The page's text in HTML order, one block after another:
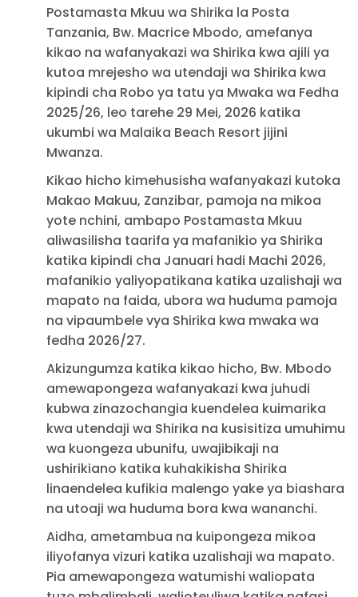
Postamasta Mkuu wa Shirika la Posta
Tanzania, Bw. Macrice Mbodo, amefanya
kikao na wafanyakazi wa Shirika kwa ajili ya
kutoa mrejesho wa utendaji wa Shirika kwa
kipindi cha Robo ya tatu ya Mwaka wa Fedha
2025/26, leo tarehe 29 Mei, 2026 katika
ukumbi wa Malaika Beach Resort jijini
Mwanza.
Kikao hicho kimehusisha wafanyakazi kutoka
Makao Makuu, Zanzibar, pamoja na mikoa
yote nchini, ambapo Postamasta Mkuu
aliwasilisha taarifa ya mafanikio ya Shirika
katika kipindi cha Januari hadi Machi 2026,
mafanikio yaliyopatikana katika uzalishaji wa
mapato na faida, ubora wa huduma pamoja
na vipaumbele vya Shirika kwa mwaka wa
fedha 2026/27.
Akizungumza katika kikao hicho, Bw. Mbodo
amewapongeza wafanyakazi kwa juhudi
kubwa zinazochangia kuendelea kuimarika
kwa utendaji wa Shirika na kusisitiza umuhimu
wa kuongeza ubunifu, uwajibikaji na
ushirikiano katika kuhakikisha Shirika
linaendelea kufikia malengo yake ya biashara
na utoaji wa huduma bora kwa wananchi.
Aidha, ametambua na kuipongeza mikoa
iliyofanya vizuri katika uzalishaji wa mapato.
Pia amewapongeza watumishi waliopata